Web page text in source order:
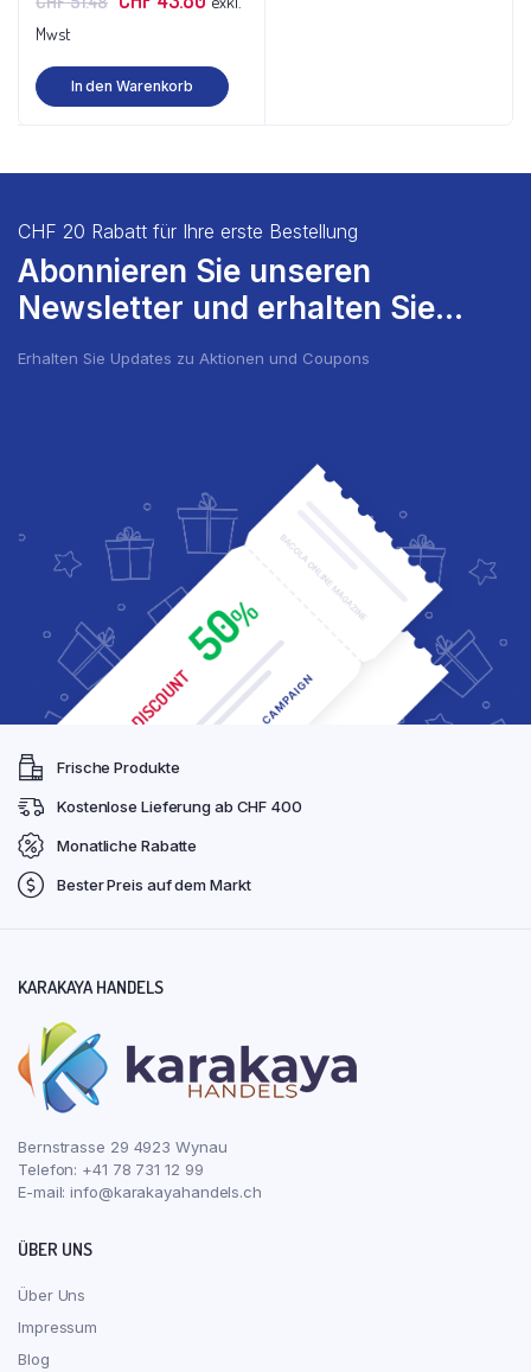
war:
CHF 51.48
ist:
CHF 43.80.
Mwst
In den Warenkorb
CHF 20 Rabatt für Ihre erste Bestellung
Abonnieren Sie unseren
Newsletter und erhalten Sie...
Erhalten Sie Updates zu Aktionen und Coupons
Frische Produkte
Kostenlose Lieferung ab CHF 400
Monatliche Rabatte
Bester Preis auf dem Markt
KARAKAYA HANDELS
Bernstrasse 29 4923 Wynau
Telefon: +41 78 731 12 99
E-mail:info@karakayahandels.ch
ÜBER UNS
Über Uns
Impressum
Blog